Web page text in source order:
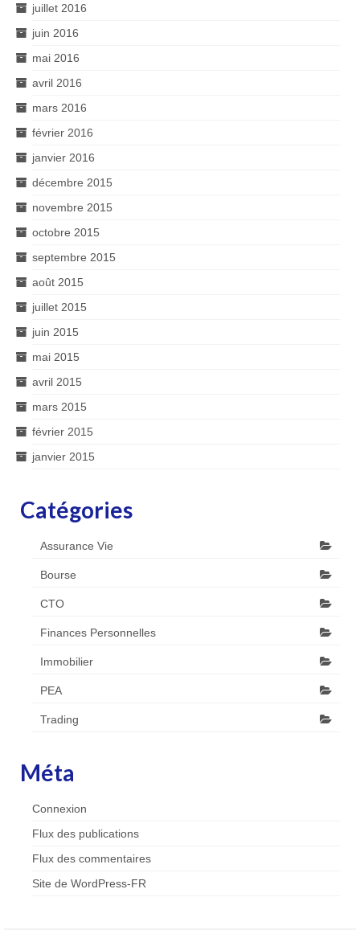
juillet 2016
juin 2016
mai 2016
avril 2016
mars 2016
février 2016
janvier 2016
décembre 2015
novembre 2015
octobre 2015
septembre 2015
août 2015
juillet 2015
juin 2015
mai 2015
avril 2015
mars 2015
février 2015
janvier 2015
Catégories
Assurance Vie
Bourse
CTO
Finances Personnelles
Immobilier
PEA
Trading
Méta
Connexion
Flux des publications
Flux des commentaires
Site de WordPress-FR